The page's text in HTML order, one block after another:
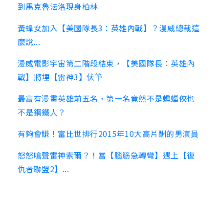
到馬克魯法洛現身柏林
黃蜂女加入【美國隊長3：英雄內戰】？漫威總裁這
麼說...
漫威電影宇宙第二階段結束，【美國隊長：英雄內
戰】將埋【雷神3】伏筆
最富有漫畫英雄前五名，第一名竟然不是蝙蝠俠也
不是鋼鐵人？
有夠會賺！富比世排行2015年10大高片酬的男演員
怒怒嗆聲雷神索爾？！當【腦筋急轉彎】遇上【復
仇者聯盟2】...